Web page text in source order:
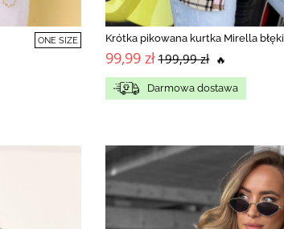
ONE SIZE Krótka pikowana kurtka Mirella
99,99 zł199,99 zł 🔥
Darmowa dostawa